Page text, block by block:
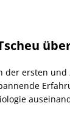
der ersten